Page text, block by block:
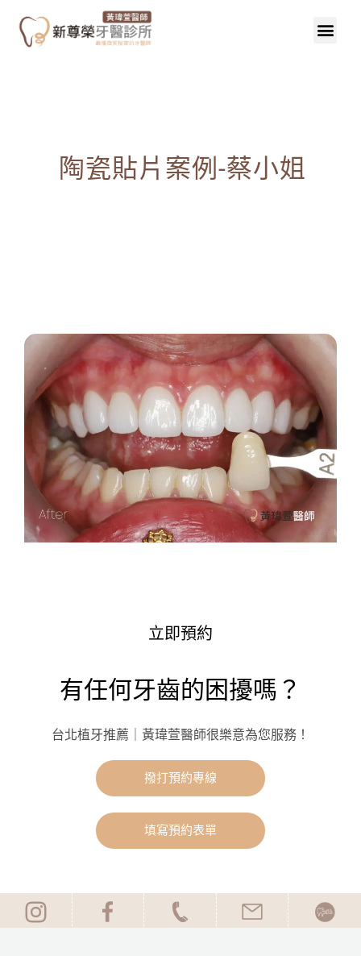
陶瓷貼片案例-蔡小姐
立即預約
有任何牙齒的困擾嗎？
台北植牙推薦｜黃瑋萱醫師很樂意為您服務！
撥打預約專線
填寫預約表單